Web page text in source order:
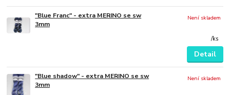
"Blue Franc" - extra MERINO se sw
3mm
/ks
Není skladem
Detail
"Blue shadow" - extra MERINO se sw
3mm
Není skladem